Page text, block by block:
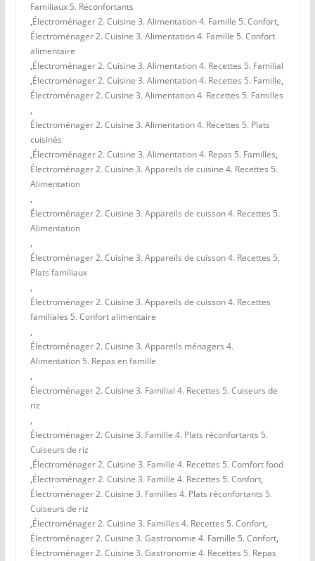
Familiaux 5. Réconfortants
,Électroménager 2. Cuisine 3. Alimentation 4. Famille 5. Confort,
Électroménager 2. Cuisine 3. Alimentation 4. Famille 5. Confort
alimentaire
,Électroménager 2. Cuisine 3. Alimentation 4. Recettes 5. Familial
,Électroménager 2. Cuisine 3. Alimentation 4. Recettes 5. Famille,
Électroménager 2. Cuisine 3. Alimentation 4. Recettes 5. Familles
,
Électroménager 2. Cuisine 3. Alimentation 4. Recettes 5. Plats
cuisinés
,Électroménager 2. Cuisine 3. Alimentation 4. Repas 5. Familles,
Électroménager 2. Cuisine 3. Appareils de cuisine 4. Recettes 5.
Alimentation
,
Électroménager 2. Cuisine 3. Appareils de cuisson 4. Recettes 5.
Alimentation
,
Électroménager 2. Cuisine 3. Appareils de cuisson 4. Recettes 5.
Plats familiaux
,
Électroménager 2. Cuisine 3. Appareils de cuisson 4. Recettes
familiales 5. Confort alimentaire
,
Électroménager 2. Cuisine 3. Appareils ménagers 4.
Alimentation 5. Repas en famille
,
Électroménager 2. Cuisine 3. Familial 4. Recettes 5. Cuiseurs de
riz
,
Électroménager 2. Cuisine 3. Famille 4. Plats réconfortants 5.
Cuiseurs de riz
,Électroménager 2. Cuisine 3. Famille 4. Recettes 5. Comfort food
,Électroménager 2. Cuisine 3. Famille 4. Recettes 5. Confort,
Électroménager 2. Cuisine 3. Familles 4. Plats réconfortants 5.
Cuiseurs de riz
,Électroménager 2. Cuisine 3. Familles 4. Recettes 5. Confort,
Électroménager 2. Cuisine 3. Gastronomie 4. Famille 5. Confort,
Électroménager 2. Cuisine 3. Gastronomie 4. Recettes 5. Repas